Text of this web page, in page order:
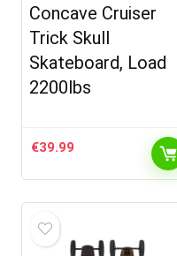
Concave Cruiser
Trick Skull
Skateboard, Load
2200lbs
€39.99